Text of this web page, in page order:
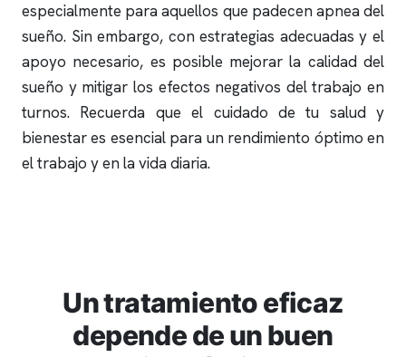
especialmente para aquellos que padecenapnea del
sueño. Sin embargo, con estrategias adecuadas y el
apoyo necesario, es posible mejorar la calidad del
sueño y mitigar los efectos negativos del trabajo en
turnos. Recuerda que el cuidado de tu salud y
bienestar es esencial para un rendimiento óptimo en
el trabajo y en la vida diaria.
Un tratamiento eficaz
depende de un buen